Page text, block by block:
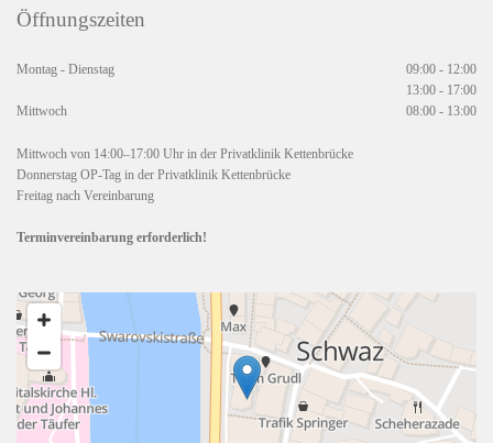
Öffnungszeiten
Montag - Dienstag
09:00 - 12:00
13:00 - 17:00
Mittwoch
08:00 - 13:00
Mittwoch von 14:00–17:00 Uhr in der Privatklinik Kettenbrücke
Donnerstag OP-Tag in der Privatklinik Kettenbrücke
Freitag nach Vereinbarung
Terminvereinbarung erforderlich!